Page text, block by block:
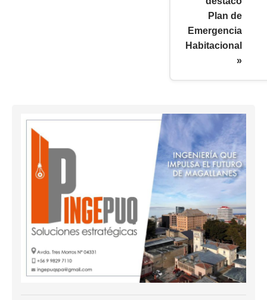
Plan de
Emergencia
Habitacional
»